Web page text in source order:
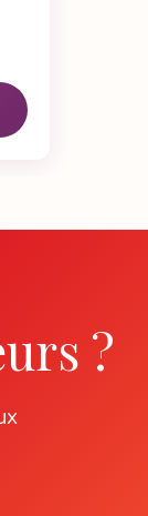
?